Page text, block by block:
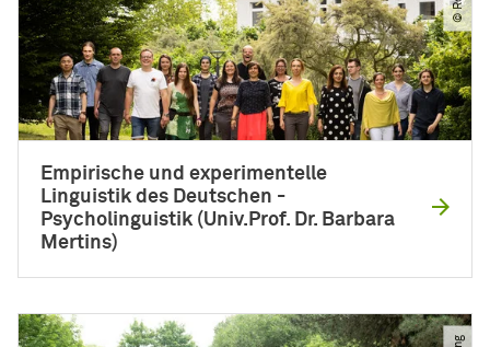
Empirische und experimentelle
Linguistik des Deutschen -
Psycholinguistik (Univ.Prof. Dr. Barbara
Mertins)